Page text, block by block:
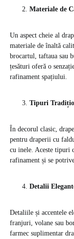
Materiale de
Un aspect cheie al
materiale de înaltă
brocartul, taftaua sau
țesături oferă o
rafinament spațiului.
Tipuri
În decorul clasic,
pentru draperii cu
cu inele. Aceste tipuri
rafinament și se
Detalii
Detaliile și accentele
franjuri, volane sau
farmec suplimentar